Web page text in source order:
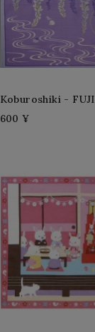
Koburoshiki - FUJI
600 ¥